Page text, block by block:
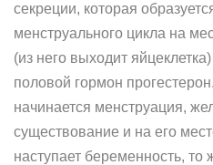
секреции, которая
менструального цикла на
(из него выходит
половой гормон
начинается менструация,
существование и на его
наступает беременность, то